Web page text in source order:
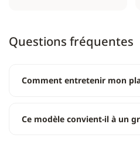
Questions fréquentes
Comment entretenir mon
Ce modèle convient-il à un